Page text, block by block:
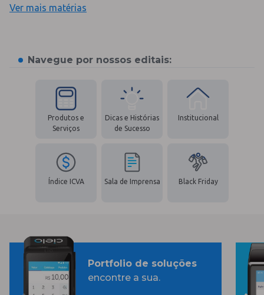
Ver mais matérias
Navegue por nossos editais:
Produtos e
Serviços
Dicas e Histórias
de Sucesso
Institucional
Índice ICVA Sala de Imprensa Black Friday
Portfolio de soluções
encontre a sua.